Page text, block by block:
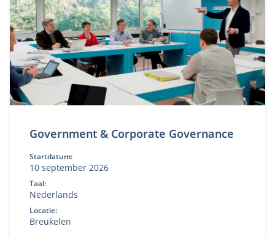
Government & Corporate Governance
Startdatum:
10 september 2026
Taal:
Nederlands
Locatie:
Breukelen